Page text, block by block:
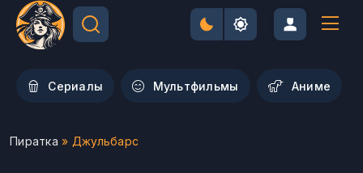
Сериалы Мультфильмы Aниме
Пиратка » Джульбарс